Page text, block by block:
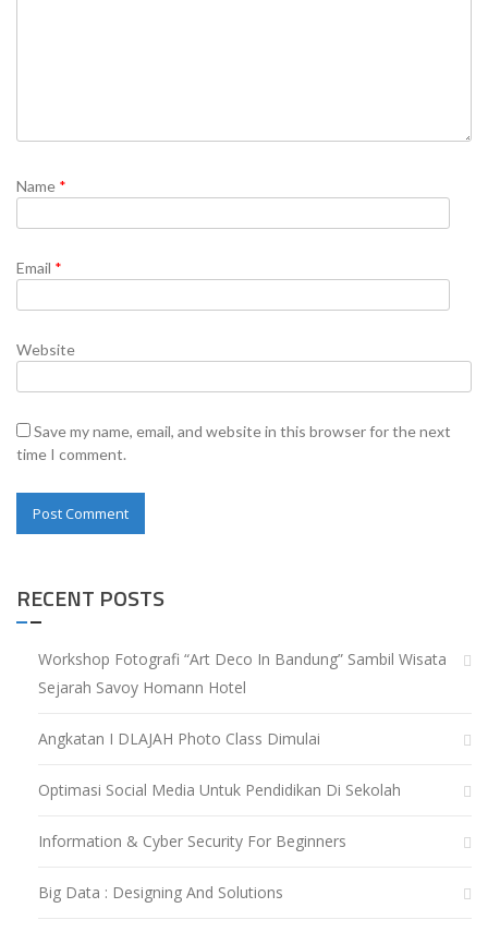
Name *
Email *
Website
Save my name, email, and website in this browser for the next
time I comment.
RECENT POSTS
Workshop Fotografi “Art Deco In Bandung” Sambil Wisata
Sejarah Savoy Homann Hotel
Angkatan I DLAJAH Photo Class Dimulai
Optimasi Social Media Untuk Pendidikan Di Sekolah
Information & Cyber Security For Beginners
Big Data : Designing And Solutions